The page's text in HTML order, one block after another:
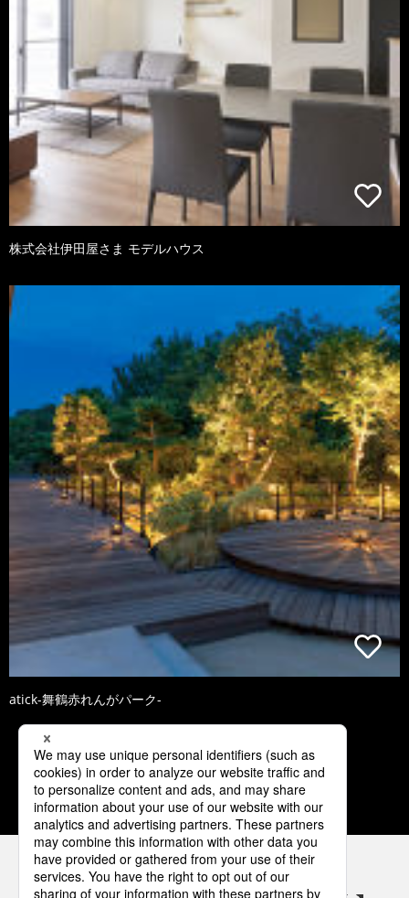
株式会社伊田屋さま モデルハウス
atick-舞鶴赤れんがパーク-
2 3 4 5 6
パナソニックの電気設備 SNSアカウント